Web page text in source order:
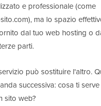
e professionale (come
ma lo spazio
dal tuo web hosting o
parti.
può sostituire l'altro.
successiva: cosa ti
sito web?